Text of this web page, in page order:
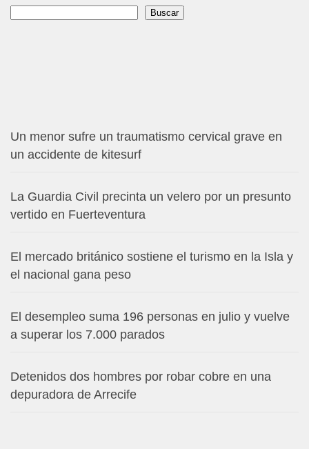
Buscar
Un menor sufre un traumatismo cervical grave en
un accidente de kitesurf
La Guardia Civil precinta un velero por un presunto
vertido en Fuerteventura
El mercado británico sostiene el turismo en la Isla y
el nacional gana peso
El desempleo suma 196 personas en julio y vuelve
a superar los 7.000 parados
Detenidos dos hombres por robar cobre en una
depuradora de Arrecife